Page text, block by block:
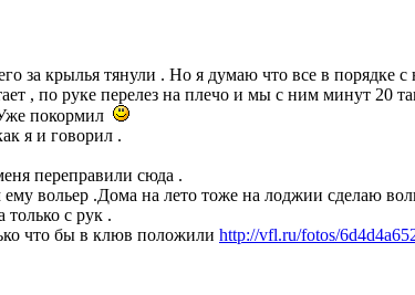
за крылья тянули . Но я думаю что все в порядке
, по руке перелез на плечо и мы с ним минут 20
покормил
я и говорил .
переправили сюда .
вольер .Дома на лето тоже на лоджии сделаю
с рук .
что бы в клюв положили http://vfl.ru/fotos/